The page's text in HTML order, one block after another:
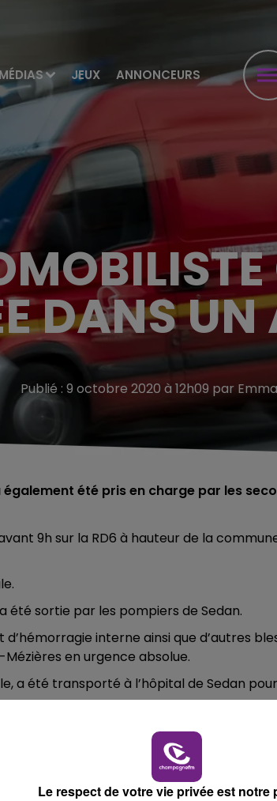
MÉDIAS JEUX ANNONCEURS
DANS
Publié : 9 octobre 2020 à 12h09 par
été pris en charge par les
9h sur la RD6 à hauteur de la
été sortie par les pompiers de Sedan.
interne ainsi que d’autres
en urgence absolue.
a été transporté à l’hôpital de Sedan
Le respect de votre vie privée est notre